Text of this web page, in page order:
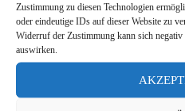
Zustimmung zu diesen Technologien
oder eindeutige IDs auf dieser Website zu
Widerruf der Zustimmung kann sich
auswirken.